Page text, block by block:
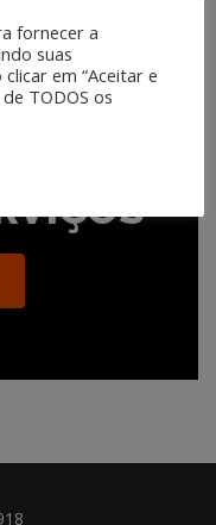
fornecer a
suas
em “Aceitar e
TODOS os